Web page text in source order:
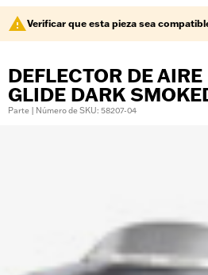
Verificar que esta pieza sea
DEFLECTOR DE
GLIDE DARK
Parte | Número de SKU: 58207-04